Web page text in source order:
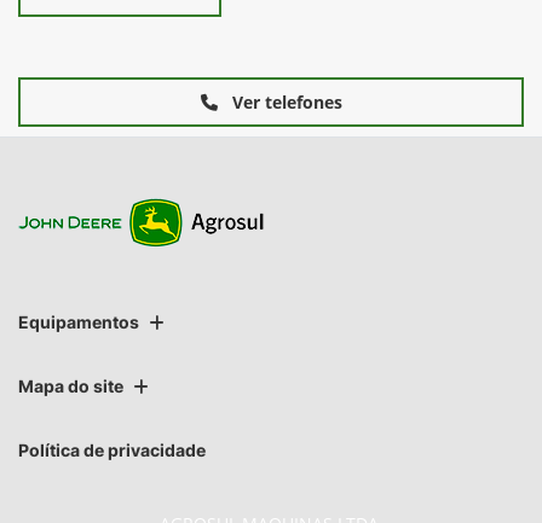
Ver telefones
Equipamentos
Mapa do site
Política de privacidade